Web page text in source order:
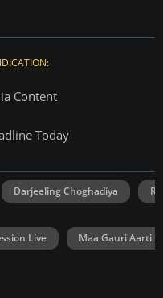
Content
Today
Darjeeling Choghadiya
Live Maa Gauri Aarti